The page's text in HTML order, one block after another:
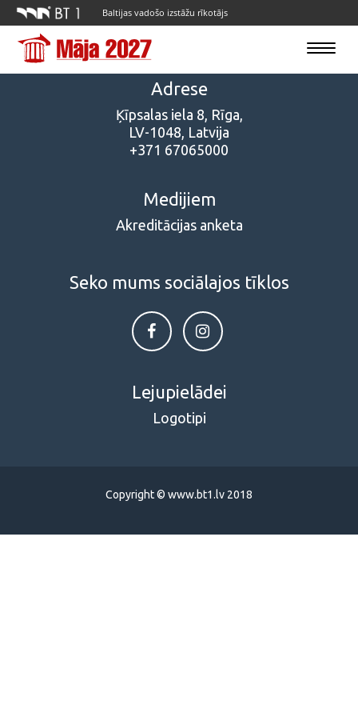
Baltijas vadošo izstāžu rīkotājs
Toggle
Adrese
Ķīpsalas iela 8, Rīga,
LV-1048, Latvija
+371 67065000
Medijiem
Akreditācijas anketa
Seko mums sociālajos tīklos
Lejupielādei
Logotipi
Copyright © www.bt1.lv 2018